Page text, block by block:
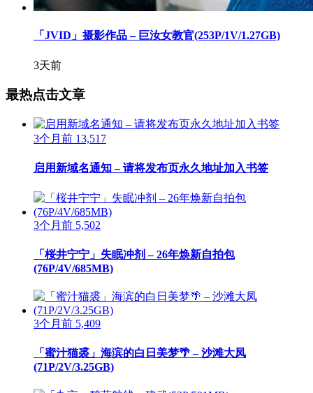
「JVID」摄影作品 – 巨汝女教官(253P/1V/1.27GB)
3天前
最热点击文章
3个月前 13,517
启用新域名通知 – 请将发布页永久地址加入书签
3个月前 5,502
「桜井宁宁」失眠冲剂 – 26年焕新自拍包
(76P/4V/685MB)
3个月前 5,409
「蜜汁猫裘」海滨的白日美梦🌴 – 沙滩大凤
(71P/2V/3.25GB)